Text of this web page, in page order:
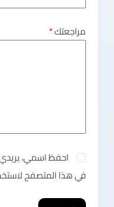
مراجعتك*
احفظ اسمي، بريدي
في هذا المتصفح